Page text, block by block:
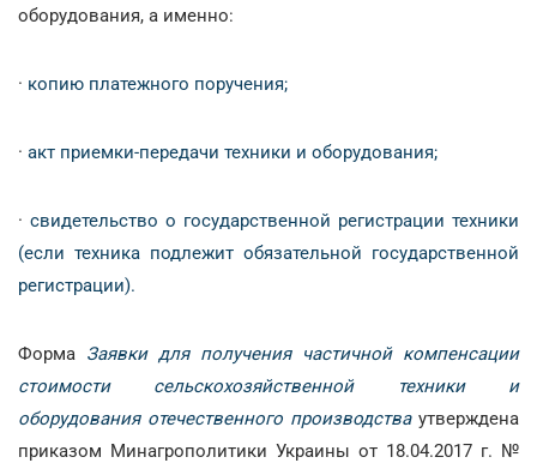
оборудования, а именно:
· копию платежного поручения;
· акт приемки-передачи техники и оборудования;
· свидетельство о государственной регистрации техники
(если техника подлежит обязательной государственной
регистрации).
Форма Заявки для получения частичной компенсации
стоимости сельскохозяйственной техники и
оборудования отечественного производстваутверждена
приказом Минагрополитики Украины от 18.04.2017 г. №